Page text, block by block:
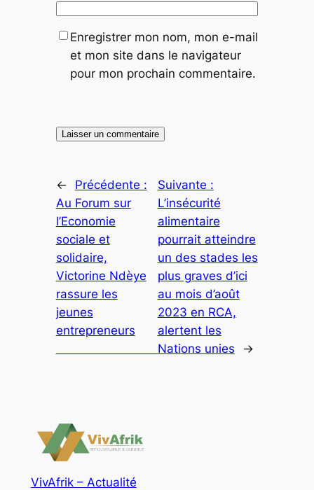
Enregistrer mon nom, mon e-mail
et mon site dans le navigateur
pour mon prochain commentaire.
←
Précédente :
Au Forum sur
l’Economie
sociale et
solidaire,
Victorine Ndèye
rassure les
jeunes
entrepreneurs
Suivante :
L’insécurité
alimentaire
pourrait atteindre
un des stades les
plus graves d’ici
au mois d’août
2023 en RCA,
alertent les
Nations unies
→
VivAfrik – Actualité